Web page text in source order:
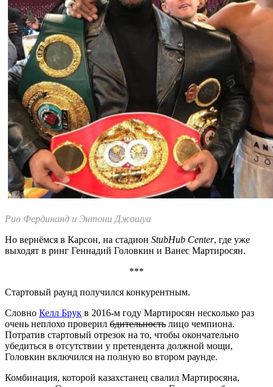
Рио Фердинанд и Энтони Джошуа
Но вернёмся в Карсон, на стадион StubHub Center, где уже
выходят в ринг Геннадий Головкин и Ванес Мартиросян.
***
Стартовый раунд получился конкурентным.
Словно Келл Брук в 2016-м году Мартиросян несколько раз
очень неплохо проверил бдительность лицо чемпиона.
Потратив стартовый отрезок на то, чтобы окончательно
убедиться в отсутствии у претендента должной мощи,
Головкин включился на полную во втором раунде.
Комбинация, которой казахстанец свалил Мартиросяна,